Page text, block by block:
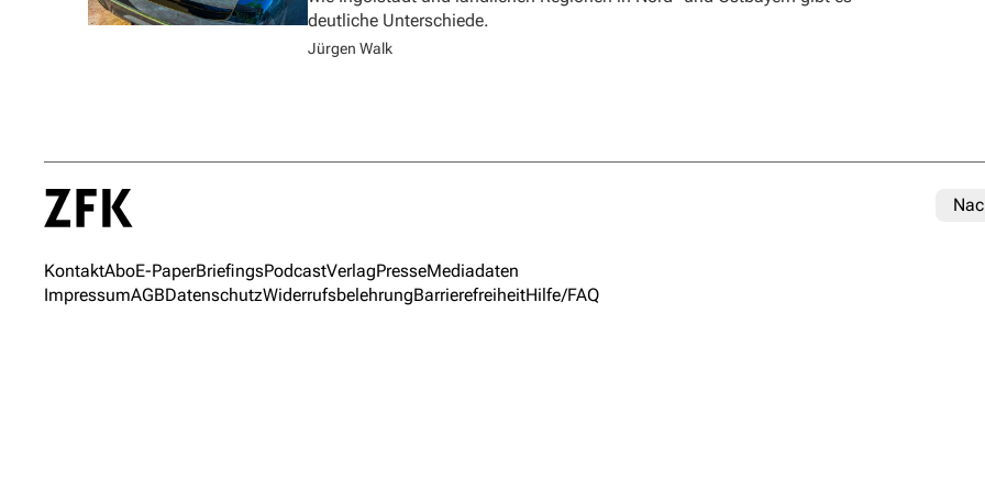
deutliche Unterschiede.
Jürgen Walk
KontaktAboE-PaperBriefingsPodcastVerlagPresseMediadaten
ImpressumAGBDatenschutzWiderrufsbelehrungBarrierefreiheitHilfe/FAQ